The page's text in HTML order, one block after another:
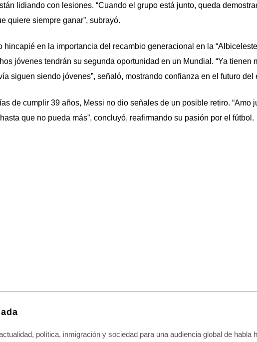
lidiando con lesiones. “Cuando el grupo está junto, queda
quiere siempre ganar”, subrayó.
hincapié en la importancia del recambio generacional en la
jóvenes tendrán su segunda oportunidad en un Mundial. “Ya tienen
siguen siendo jóvenes”, señaló, mostrando confianza en el futuro del
de cumplir 39 años, Messi no dio señales de un posible retiro. “Amo
que no pueda más”, concluyó, reafirmando su pasión por el fútbol.
política, inmigración y sociedad para una audiencia global de habla